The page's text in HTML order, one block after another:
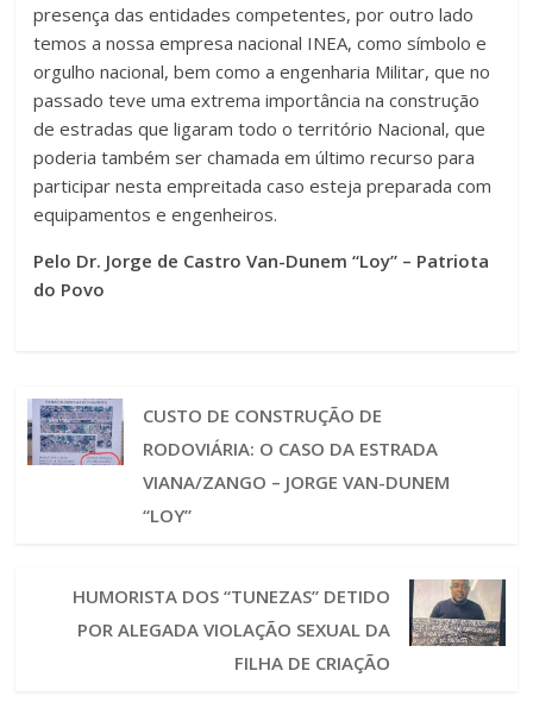
presença das entidades competentes, por outro lado
temos a nossa empresa nacional INEA, como símbolo e
orgulho nacional, bem como a engenharia Militar, que no
passado teve uma extrema importância na construção
de estradas que ligaram todo o território Nacional, que
poderia também ser chamada em último recurso para
participar nesta empreitada caso esteja preparada com
equipamentos e engenheiros.
Pelo Dr. Jorge de Castro Van-Dunem “Loy” – Patriota
do Povo
CUSTO DE CONSTRUÇÃO DE
RODOVIÁRIA: O CASO DA ESTRADA
VIANA/ZANGO – JORGE VAN-DUNEM
“LOY”
HUMORISTA DOS “TUNEZAS” DETIDO
POR ALEGADA VIOLAÇÃO SEXUAL DA
FILHA DE CRIAÇÃO